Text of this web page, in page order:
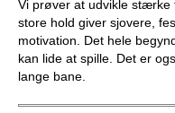
n
e
MAKKERBØRS
PADEL I ATK
Vi prøver at udvikle
store hold giver sjovere,
motivation. Det hele
kan lide at spille. Det er
lange bane.